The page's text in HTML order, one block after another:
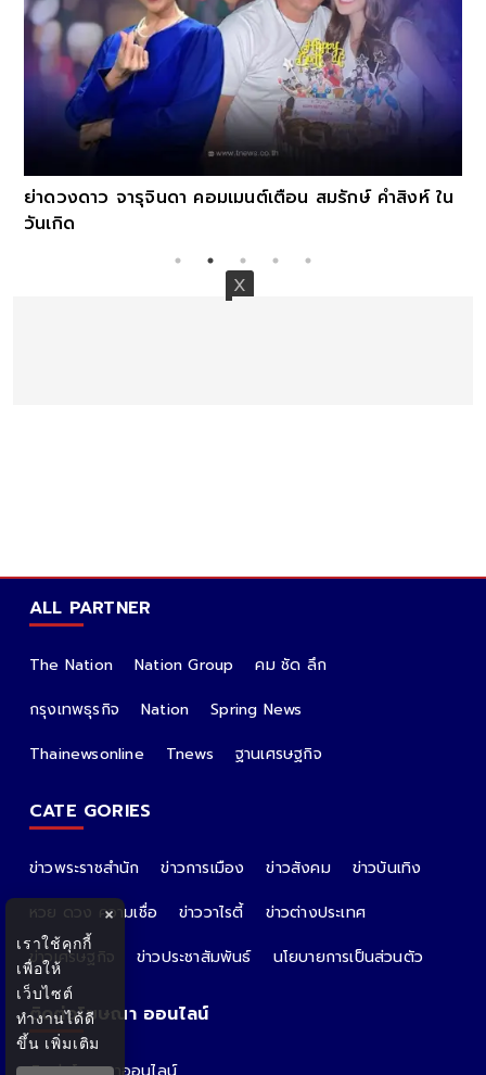
ย่าดวงดาว จารุจินดา คอมเมนต์เตือน สมรักษ์ คำสิงห์ ใน
วันเกิด
ALL PARTNER
The Nation Nation Group
คม ชัด ลึก
กรุงเทพธุรกิจ
Nation
Spring News
Thainewsonline
Tnews ฐานเศรษฐกิจ
CATE GORIES
ข่าวพระราชสำนัก ข่าวการเมือง ข่าวสังคม
ข่าวบันเทิง
หวย ดวง ความเชื่อ
ข่าววาไรตี้
ข่าวต่างประเทศ
ข่าวเศรษฐกิจ
ข่าวประชาสัมพันธ์ นโยบายการเป็นส่วนตัว
ติดต่อโฆษณา ออนไลน์
×
เราใช้คุกกี้
เพื่อให้
เว็บไซต์
ทำงานได้ดี
ขึ้น เพิ่มเติม